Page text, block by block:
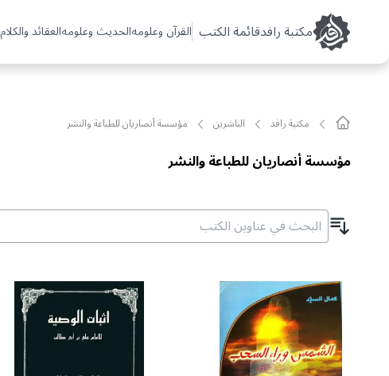
مکتبة رافدقائمة الكتب القرآن وعلومهالحديث وعلومهالعقائد والكلام
مکتبة رافد الناشرين مؤسسة أنصاريان للطباعة والنشر
مؤسسة أنصاريان للطباعة والنشر